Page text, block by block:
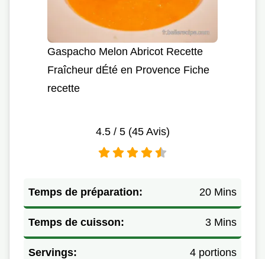
Gaspacho Melon Abricot Recette
Fraîcheur dÉté en Provence Fiche
recette
4.5/ 5 (45Avis)
Temps de préparation: 20 Mins
Temps de cuisson: 3 Mins
Servings: 4 portions